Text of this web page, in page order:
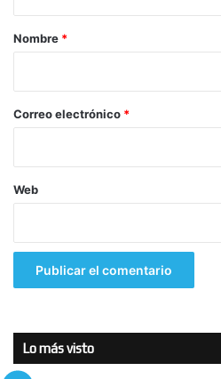
r
*
Nombre *
Correo electrónico *
Web
Lo más visto